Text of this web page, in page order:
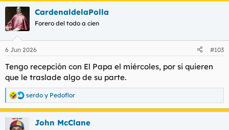
CardenaldelaPolla
Forero del todo a cien
6 Jun 2026 #103
Tengo recepción con El Papa el miércoles, por si quieren
que le traslade algo de su parte.
R
e
a
c
serdo y Pedoflor
John McClane